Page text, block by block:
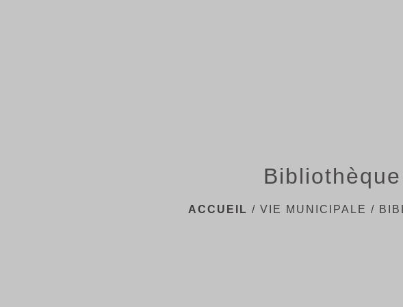
Bibliothèque
ACCUEIL / VIE MUNICIPALE /